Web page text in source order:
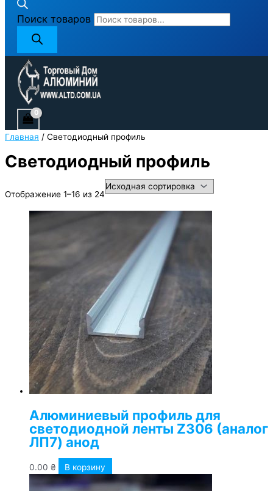
Поиск товаров
Главная / Светодиодный профиль
Светодиодный профиль
Отображение 1–16 из 24
Алюминиевый профиль для
светодиодной ленты Z306 (аналог
ЛП7) анод
0.00 ₴ В корзину